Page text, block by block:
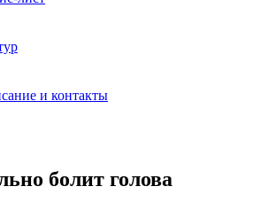
и контакты
болит голова